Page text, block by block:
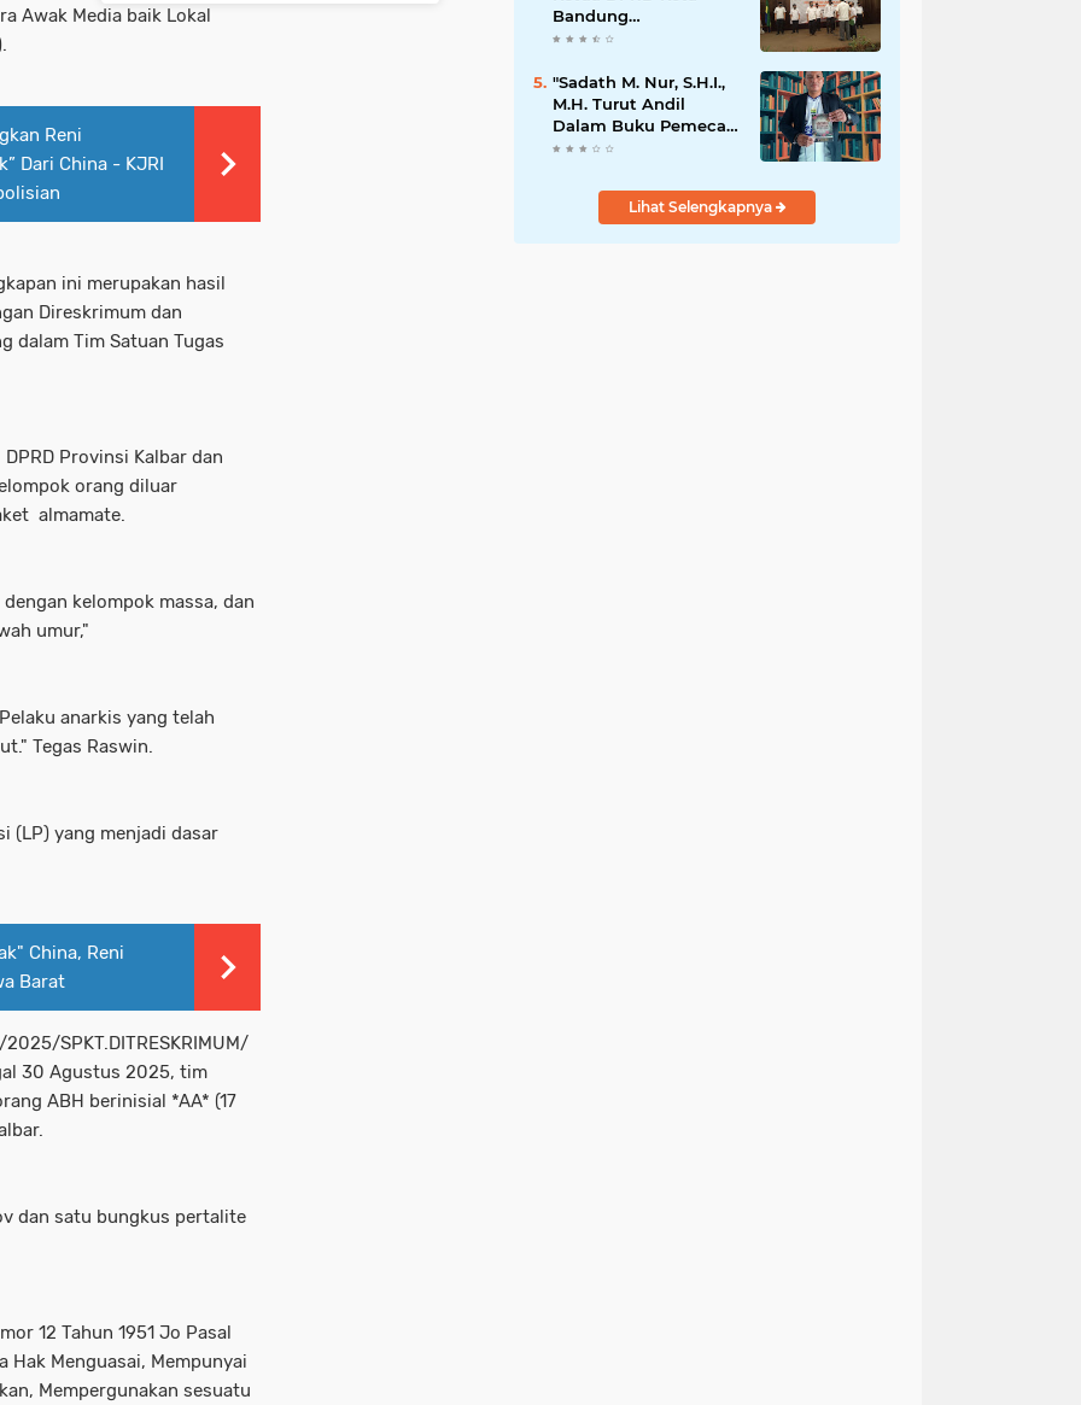
Awak Media baik Lokal
Reni
Dari China - KJRI
ini merupakan hasil
Direskrimum dan
dalam Tim Satuan Tugas
Provinsi Kalbar dan
orang diluar
almamate.
kelompok massa, dan
umur,"
anarkis yang telah
Tegas Raswin.
(LP) yang menjadi dasar
China, Reni
Barat
SPKT.DITRESKRIMUM/
30 Agustus 2025, tim
ABH berinisial *AA* (17
dan satu bungkus pertalite
12 Tahun 1951 Jo Pasal
Hak Menguasai, Mempunyai
Mempergunakan sesuatu
Bandung
Mengapresiasi Dan
Kepada
Kepemimpinan Merdi
Hajiji Sebagai ketua
DPD Lpm Kota
2021-2026
"Sadath M. Nur, S.H.I.,
M.H. Turut Andil
Dalam Buku Pemecah
Rekor MURI Puisi
Lihat Selengkapnya